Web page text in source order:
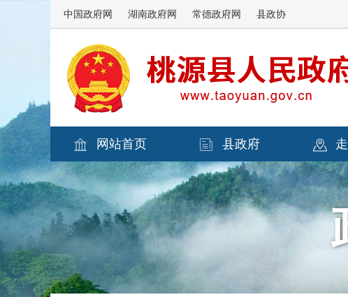
中国政府网 湖南政府网 常德政府网 县政协
网站首页 县政府